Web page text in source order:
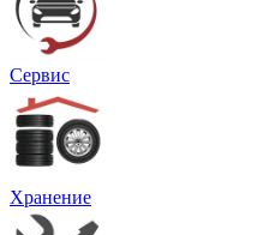
Сервис
Хранение